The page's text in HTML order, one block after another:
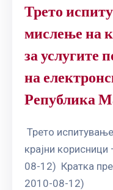
Трето
мислење на
за услугите
на
Република
Трето
крајни
08-12) Кратка
2010-08-12)